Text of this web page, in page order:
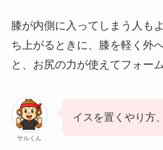
膝が内側に入ってしまう人も
ち上がるときに、膝を軽く外
と、お尻の力が使えてフォー
サルくん
イスを置くやり方